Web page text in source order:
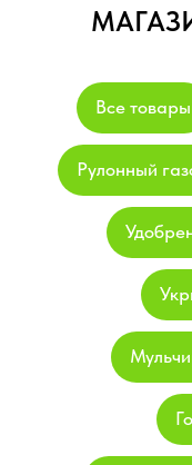
Все товары
Рулонный